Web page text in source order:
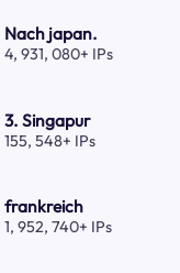
Nach japan.
4, 931, 080+ IPs
3. Singapur
155, 548+ IPs
frankreich
1, 952, 740+ IPs